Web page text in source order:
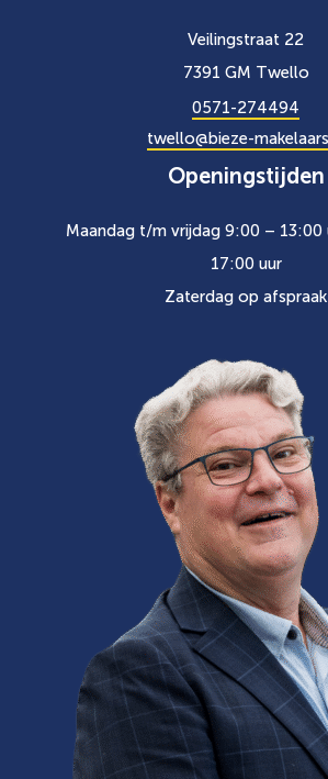
Veilingstraat 22
7391 GM Twello
0571-274494
twello@bieze-
Openingstijden
Maandag t/m vrijdag 9:00 – 13:00
17:00 uur
Zaterdag op afspraak